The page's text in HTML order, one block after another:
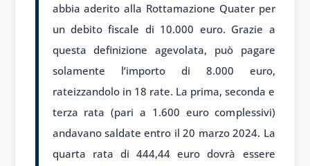
abbia aderito alla Rottamazione Quater per
un debito fiscale di 10.000 euro. Grazie a
questa definizione agevolata, può pagare
solamente l’importo di 8.000 euro,
rateizzandolo in 18 rate. La prima, seconda e
terza rata (pari a 1.600 euro complessivi)
andavano saldate entro il 20 marzo 2024. La
quarta rata di 444,44 euro dovrà essere